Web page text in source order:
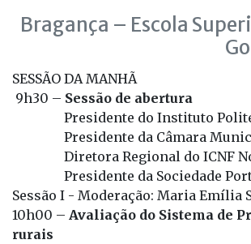
Bragança – Escola
SESSÃO DA MANHÃ
9h30 – Sessão de abertura
Presidente do Instituto
Presidente da Câmara
Diretora Regional do ICNF
Presidente da Sociedade
Sessão I - Moderação: Maria Emília
10h00 – Avaliação do Sistema de
rurais